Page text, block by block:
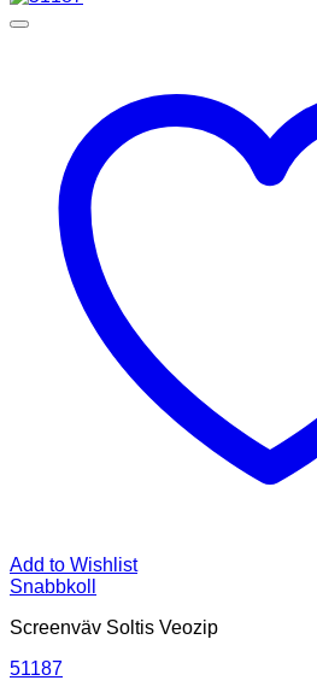
Add to Wishlist
Snabbkoll
Screenväv Soltis Veozip
51187